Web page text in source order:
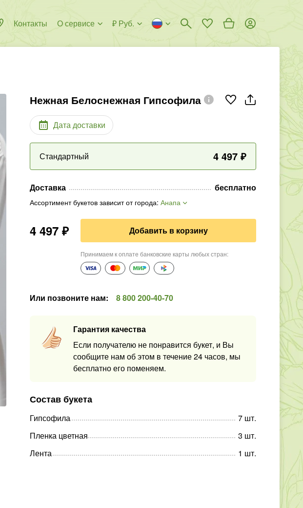
Контакты О сервисе ₽ Руб.
Нежная Белоснежная Гипсофила
Дата доставки
Стандартный 4 497 ₽
Доставка бесплатно
Ассортимент букетов зависит от города:Анапа
4 497 ₽ Добавить в корзину
Принимаем к оплате банковские карты любых стран:
Или позвоните нам: 8 800 200-40-70
Гарантия качества
Если получателю не понравится букет, и Вы
сообщите нам об этом в течение 24 часов, мы
бесплатно его поменяем.
Состав букета
Гипсофила 7 шт.
Пленка цветная
3 шт.
Лента
1 шт.